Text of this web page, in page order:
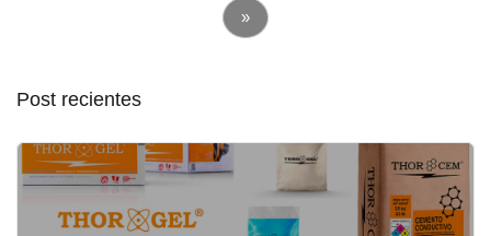
»
Post recientes